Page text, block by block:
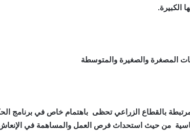
الكبيرة.
المصغرة والصغيرة والمتوسطة
بالقطاع الزراعي تحظى باهتمام خاص في برنامج
من حيث استحداث فرص العمل والمساهمة في